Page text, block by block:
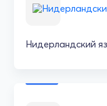
Нидерландский